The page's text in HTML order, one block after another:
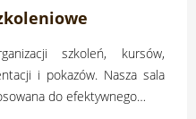
szkoleń, kursów,
i pokazów. Nasza sala
do efektywnego…